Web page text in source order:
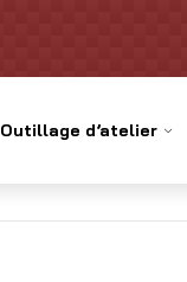
Outillage d’atelier